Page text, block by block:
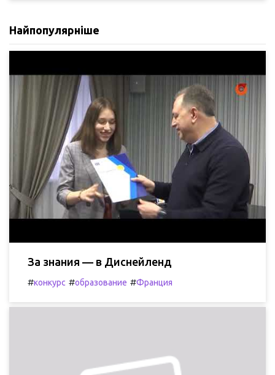
Найпопулярніше
За знания — в Диснейленд
#конкурс #образование #Франция